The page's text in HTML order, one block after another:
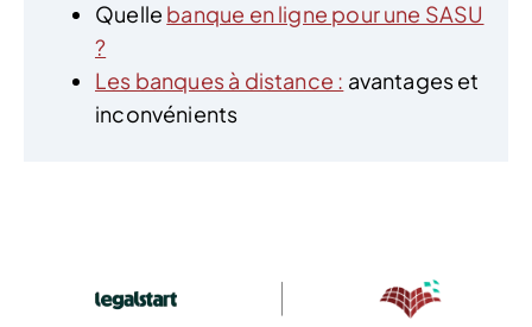
Quelle banque en ligne pour une SASU
?
Les banques à distance : avantages et
inconvénients